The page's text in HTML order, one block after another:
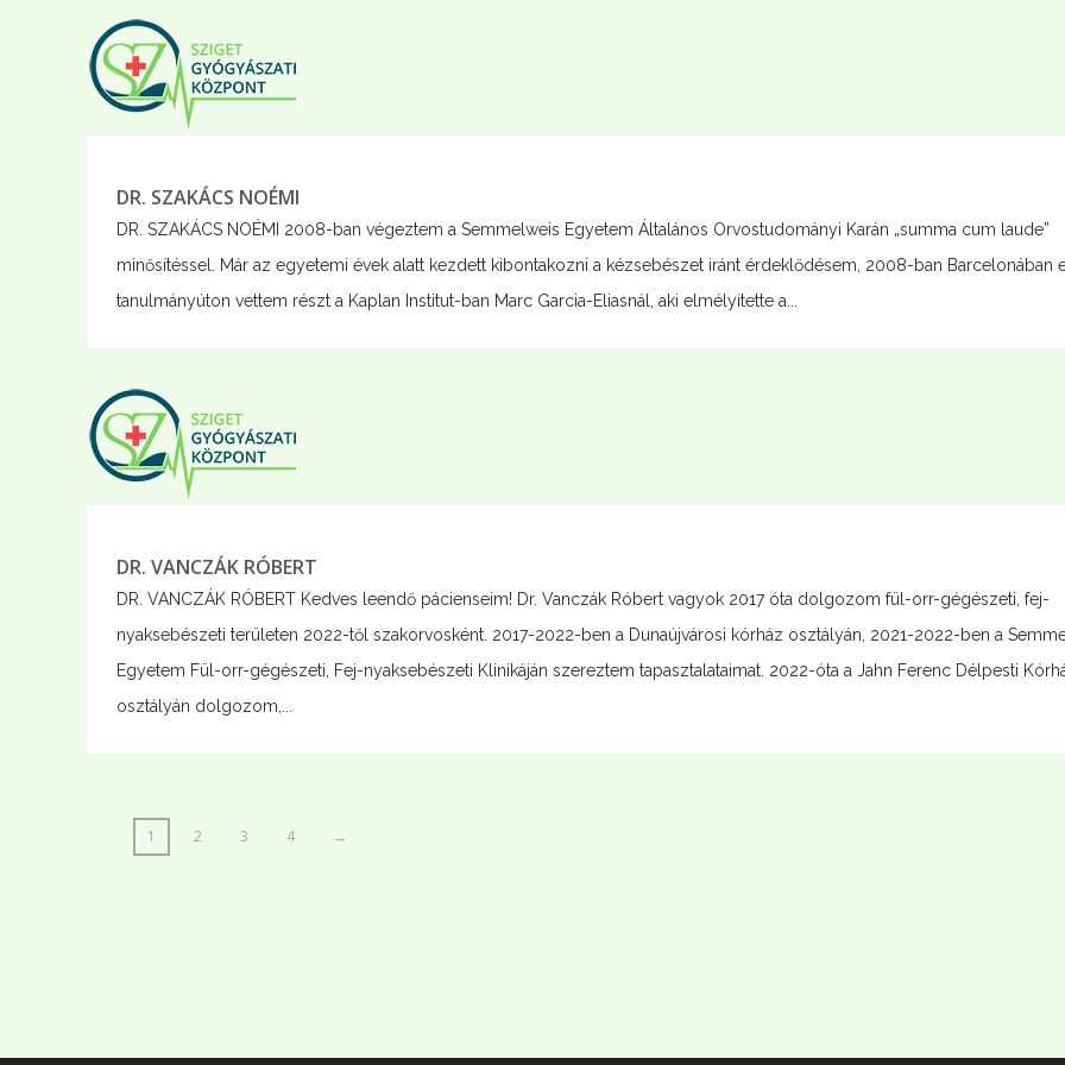
DR. SZAKÁCS NOÉMI
DR. SZAKÁCS NOÉMI 2008-ban végeztem a Semmelweis Egyetem Általános Orvostudományi Karán „summa cum laude”
minősítéssel. Már az egyetemi évek alatt kezdett kibontakozni a kézsebészet iránt érdeklődésem, 2008-ban Barcelonában
tanulmányúton vettem részt a Kaplan Institut-ban Marc Garcia-Eliasnál, aki elmélyítette a...
DR. VANCZÁK RÓBERT
DR. VANCZÁK RÓBERT Kedves leendő pácienseim! Dr. Vanczák Róbert vagyok 2017 óta dolgozom fül-orr-gégészeti, fej-
nyaksebészeti területen 2022-től szakorvosként. 2017-2022-ben a Dunaújvárosi kórház osztályán, 2021-2022-ben a
Egyetem Fül-orr-gégészeti, Fej-nyaksebészeti Klinikáján szereztem tapasztalataimat. 2022-óta a Jahn Ferenc Délpesti
osztályán dolgozom,...
1 2 3 4 →